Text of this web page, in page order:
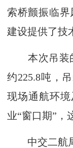
索桥颤振临
建设提供了技
本次吊装的
约225.8吨，
现场通航环
业“窗口期”，
中交二航局